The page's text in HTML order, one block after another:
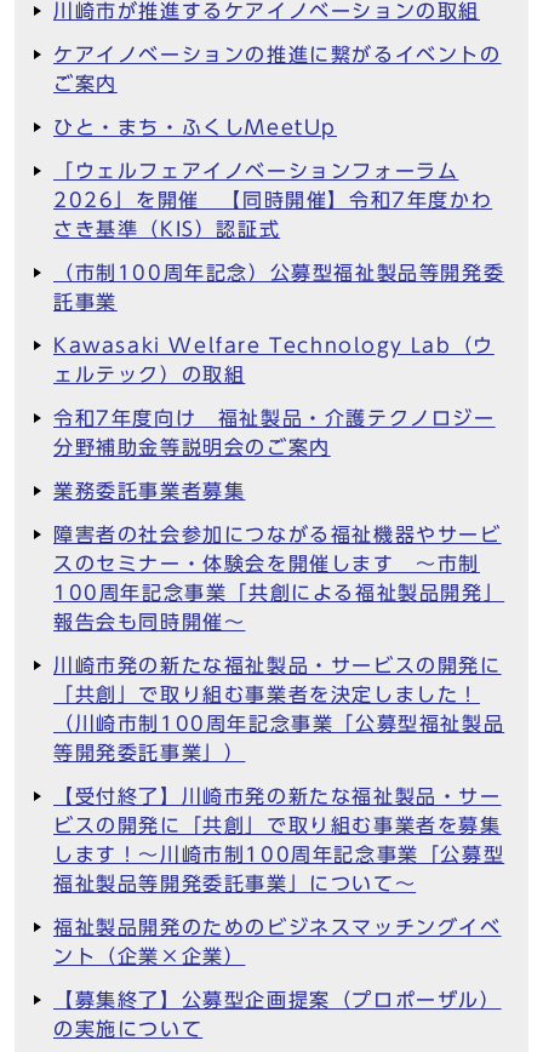
川崎市が推進するケアイノベーションの取組
ケアイノベーションの推進に繋がるイベントの
ご案内
ひと・まち・ふくしMeetUp
「ウェルフェアイノベーションフォーラム
2026」を開催 【同時開催】令和7年度かわ
さき基準（KIS）認証式
（市制100周年記念）公募型福祉製品等開発委
託事業
Kawasaki Welfare Technology Lab（ウ
ェルテック）の取組
令和7年度向け 福祉製品・介護テクノロジー
分野補助金等説明会のご案内
業務委託事業者募集
障害者の社会参加につながる福祉機器やサービ
スのセミナー・体験会を開催します ～市制
100周年記念事業「共創による福祉製品開発」
報告会も同時開催～
川崎市発の新たな福祉製品・サービスの開発に
「共創」で取り組む事業者を決定しました！
（川崎市制100周年記念事業「公募型福祉製品
等開発委託事業」）
【受付終了】川崎市発の新たな福祉製品・サー
ビスの開発に「共創」で取り組む事業者を募集
します！～川崎市制100周年記念事業「公募型
福祉製品等開発委託事業」について～
福祉製品開発のためのビジネスマッチングイベ
ント（企業×企業）
【募集終了】公募型企画提案（プロポーザル）
の実施について